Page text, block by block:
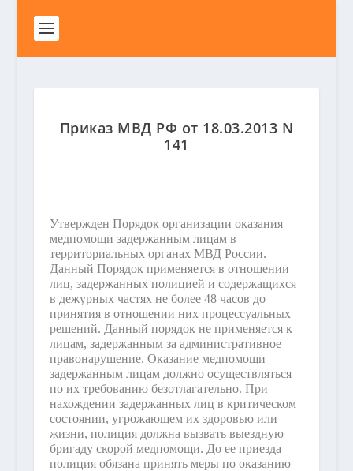
Приказ МВД РФ от 18.03.2013 N
141
Утвержден Порядок организации оказания
медпомощи задержанным лицам в
территориальных органах МВД России.
Данный Порядок применяется в отношении
лиц, задержанных полицией и содержащихся
в дежурных частях не более 48 часов до
принятия в отношении них процессуальных
решений. Данный порядок не применяется к
лицам, задержанным за административное
правонарушение. Оказание медпомощи
задержанным лицам должно осуществляться
по их требованию безотлагательно. При
нахождении задержанных лиц в критическом
состоянии, угрожающем их здоровью или
жизни, полиция должна вызвать выездную
бригаду скорой медпомощи. До ее приезда
полиция обязана принять меры по оказанию